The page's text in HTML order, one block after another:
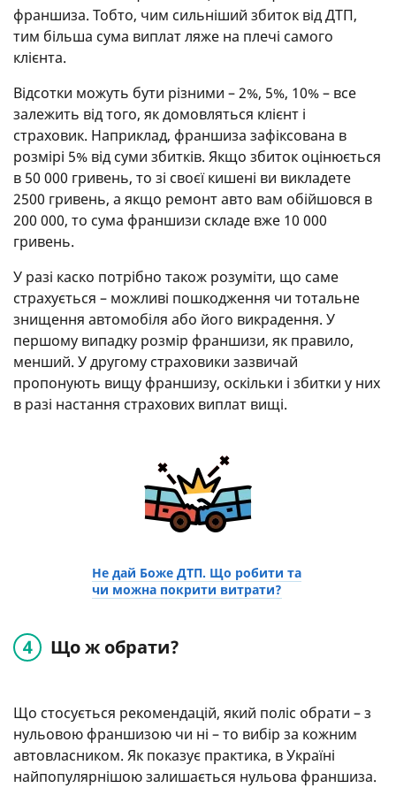
франшиза. Тобто, чим сильніший збиток від ДТП,
тим більша сума виплат ляже на плечі самого
клієнта.
Відсотки можуть бути різними – 2%, 5%, 10% – все
залежить від того, як домовляться клієнт і
страховик. Наприклад, франшиза зафіксована в
розмірі 5% від суми збитків. Якщо збиток оцінюється
в 50 000 гривень, то зі своєї кишені ви викладете
2500 гривень, а якщо ремонт авто вам обійшовся в
200 000, то сума франшизи складе вже 10 000
гривень.
У разі каско потрібно також розуміти, що саме
страхується – можливі пошкодження чи тотальне
знищення автомобіля або його викрадення. У
першому випадку розмір франшизи, як правило,
менший. У другому страховики зазвичай
пропонують вищу франшизу, оскільки і збитки у них
в разі настання страхових виплат вищі.
Не дай Боже ДТП. Що робити та
чи можна покрити витрати?
Що ж обрати?
Що стосується рекомендацій, який поліс обрати – з
нульовою франшизою чи ні – то вибір за кожним
автовласником. Як показує практика, в Україні
найпопулярнішою залишається нульова франшиза.